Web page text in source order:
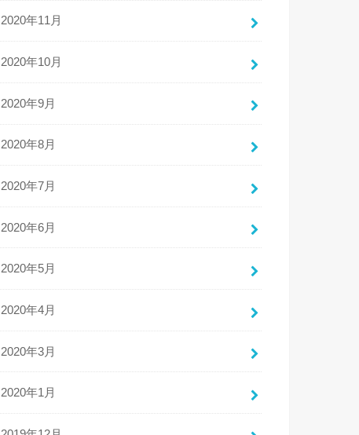
2020年11月
2020年10月
2020年9月
2020年8月
2020年7月
2020年6月
2020年5月
2020年4月
2020年3月
2020年1月